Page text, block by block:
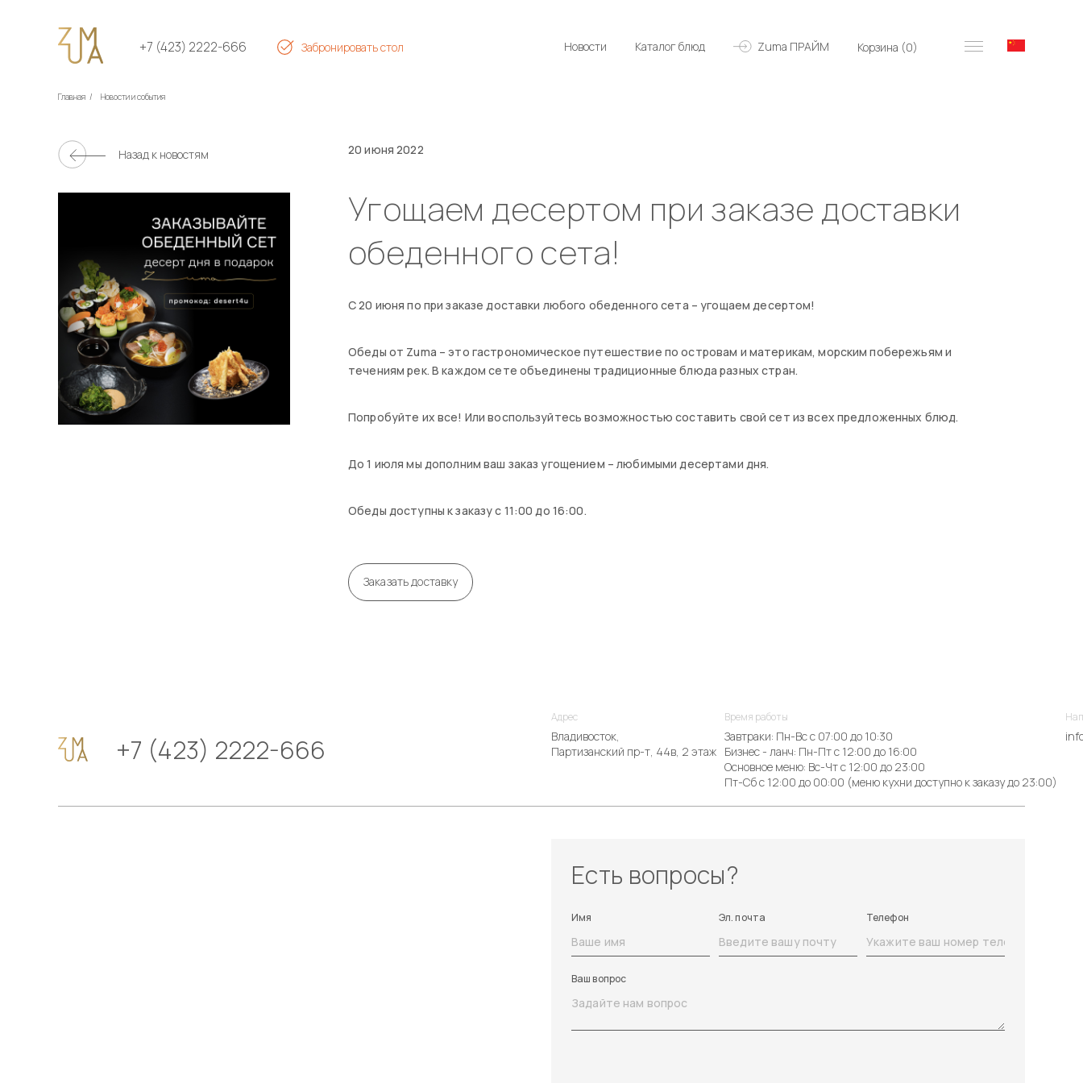
+7 (423) 2222-666 Забронировать стол Zuma ПРАЙМ
Каталог блюд
Новости Корзина (0)
Главная / Новости и события
Назад к новостям 20 июня 2022
Угощаем десертом при заказе доставки
обеденного сета!
С 20 июня по при заказе доставки любого обеденного сета – угощаем десертом!
Обеды от Zuma – это гастрономическое путешествие по островам и материкам, морским побережьям и
течениям рек. В каждом сете объединены традиционные блюда разных стран.
Попробуйте их все! Или воспользуйтесь возможностью составить свой сет из всех предложенных блюд.
До 1 июля мы дополним ваш заказ угощением – любимыми десертами дня.
Обеды доступны к заказу с 11:00 до 16:00.
Заказать доставку
+7 (423) 2222-666
Адрес
Владивосток,
Партизанский пр-т, 44в, 2 этаж
Время работы
Завтраки: Пн-Вс с 07:00 до 10:30
Бизнес - ланч: Пн-Пт с 12:00 до 16:00
Основное меню: Вс-Чт с 12:00 до 23:00
Пт-Сб с 12:00 до 00:00 (меню кухни доступно к заказу до 23:00)
Есть вопросы?
Имя Эл. почта Телефон
Ваш вопрос